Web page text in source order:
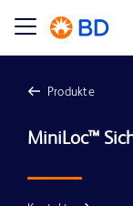
Produkte